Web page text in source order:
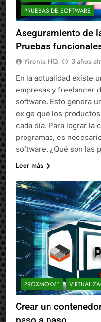
PRUEBAS DE SOFTWARE
Aseguramiento de
Pruebas
Yirenia HQ 3 años
En la actualidad existe
empresas y freelancer
software. Esto genera
exige que los
cada día. Para lograr la
programas, es
software. ¿Qué son las
Leer más
PROXMOXVE
Crear un